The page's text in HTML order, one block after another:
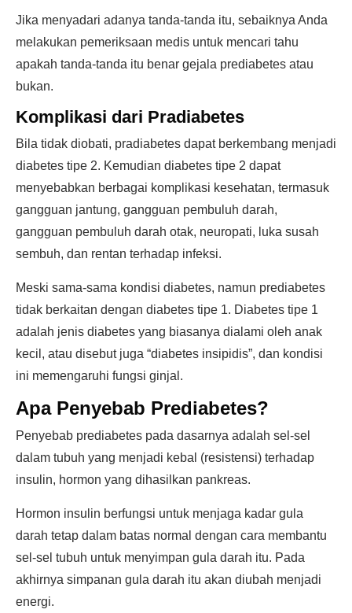
Jika menyadari adanya tanda-tanda itu, sebaiknya Anda
melakukan pemeriksaan medis untuk mencari tahu
apakah tanda-tanda itu benar gejala prediabetes atau
bukan.
Komplikasi dari Pradiabetes
Bila tidak diobati, pradiabetes dapat berkembang menjadi
diabetes tipe 2. Kemudian diabetes tipe 2 dapat
menyebabkan berbagai komplikasi kesehatan, termasuk
gangguan jantung, gangguan pembuluh darah,
gangguan pembuluh darah otak, neuropati, luka susah
sembuh, dan rentan terhadap infeksi.
Meski sama-sama kondisi diabetes, namun prediabetes
tidak berkaitan dengan diabetes tipe 1. Diabetes tipe 1
adalah jenis diabetes yang biasanya dialami oleh anak
kecil, atau disebut juga “diabetes insipidis”, dan kondisi
ini memengaruhi fungsi ginjal.
Apa Penyebab Prediabetes?
Penyebab prediabetes pada dasarnya adalah sel-sel
dalam tubuh yang menjadi kebal (resistensi) terhadap
insulin, hormon yang dihasilkan pankreas.
Hormon insulin berfungsi untuk menjaga kadar gula
darah tetap dalam batas normal dengan cara membantu
sel-sel tubuh untuk menyimpan gula darah itu. Pada
akhirnya simpanan gula darah itu akan diubah menjadi
energi.